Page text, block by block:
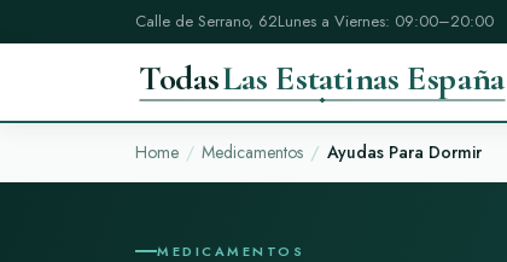
Calle de Serrano, 62Lunes a Viernes: 09:00–20:00
TodasLas Estatinas España
Home Medicamentos Ayudas Para Dormir
MEDICAMENTOS